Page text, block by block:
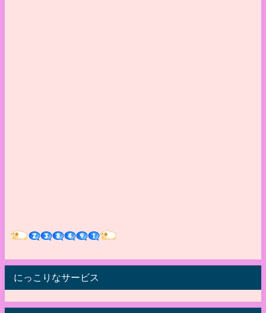
にっこりなサービス